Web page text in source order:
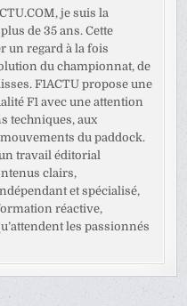
je suis la
de 35 ans. Cette
un regard à la fois
du championnat, de
F1ACTU propose une
F1 avec une attention
techniques, aux
du paddock.
travail éditorial
clairs,
et spécialisé,
réactive,
les passionnés